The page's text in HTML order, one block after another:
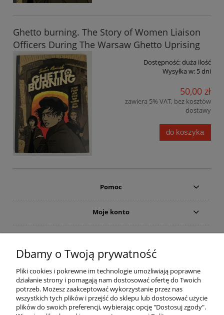
Ghetto burning. The Story of Women Liaison
Officers During The Warsaw Ghetto Uprising
Dostępność:duża ilość
Wysyłka w: 5 dni
50,00 zł
zawiera 5% VAT, bez kosztów
dostawy
do koszyka
Pomoc
Moje konto
Informacje
O nas
Dbamy o Twoją prywatność
Pliki cookies i pokrewne im technologie umożliwiają poprawne
działanie strony i pomagają nam dostosować ofertę do Twoich
potrzeb. Możesz zaakceptować wykorzystanie przez nas
wszystkich tych plików i przejść do sklepu lub dostosować użycie
plików do swoich preferencji, wybierając opcję "Dostosuj zgody".